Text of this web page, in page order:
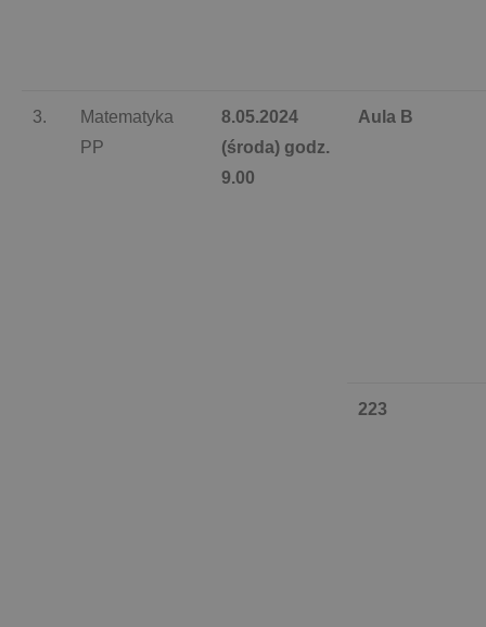
3.
Matematyka
PP
8.05.2024
(środa) godz.
9.00
Aula B
223